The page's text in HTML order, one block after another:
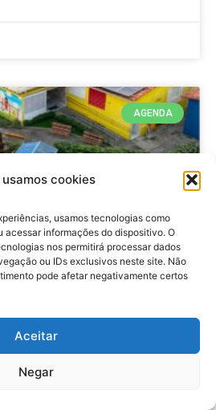
usamos cookies
usamos tecnologias como
acessar informações do dispositivo. O
nos permitirá processar dados
ou IDs exclusivos neste site. Não
pode afetar negativamente certos
Aceitar
Negar
AGENDA
Pedagógica
Paiva acontecerá
(29)